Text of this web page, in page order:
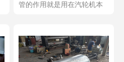
管的作用就是用在汽轮机本